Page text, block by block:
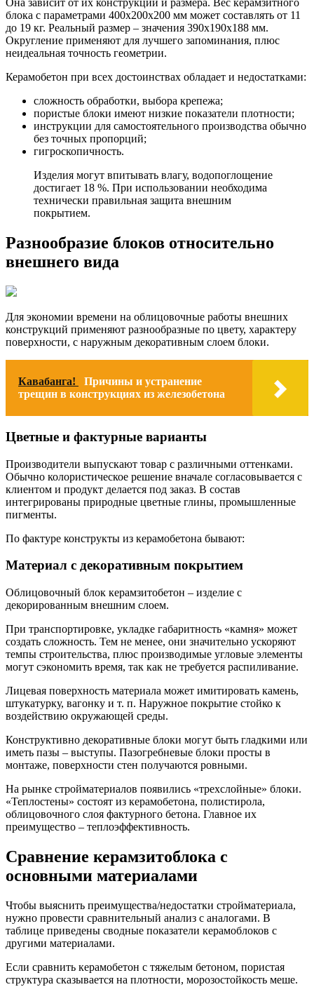
Она зависит от их конструкции и размера. Вес керамзитного
блока с параметрами 400х200х200 мм может составлять от 11
до 19 кг. Реальный размер – значения 390х190х188 мм.
Округление применяют для лучшего запоминания, плюс
неидеальная точность геометрии.
Керамобетон при всех достоинствах обладает и недостатками:
сложность обработки, выбора крепежа;
пористые блоки имеют низкие показатели плотности;
инструкции для самостоятельного производства обычно
без точных пропорций;
гигроскопичность.
Изделия могут впитывать влагу, водопоглощение
достигает 18 %. При использовании необходима
технически правильная защита внешним
покрытием.
Разнообразие блоков относительно
внешнего вида
Для экономии времени на облицовочные работы внешних
конструкций применяют разнообразные по цвету, характеру
поверхности, с наружным декоративным слоем блоки.
Кавабанга!
Причины и устранение
трещин в конструкциях из железобетона
Цветные и фактурные варианты
Производители выпускают товар с различными оттенками.
Обычно колористическое решение вначале согласовывается с
клиентом и продукт делается под заказ. В состав
интегрированы природные цветные глины, промышленные
пигменты.
По фактуре конструкты из керамобетона бывают:
Материал с декоративным покрытием
Облицовочный блок керамзитобетон – изделие с
декорированным внешним слоем.
При транспортировке, укладке габаритность «камня» может
создать сложность. Тем не менее, они значительно ускоряют
темпы строительства, плюс производимые угловые элементы
могут сэкономить время, так как не требуется распиливание.
Лицевая поверхность материала может имитировать камень,
штукатурку, вагонку и т. п. Наружное покрытие стойко к
воздействию окружающей среды.
Конструктивно декоративные блоки могут быть гладкими или
иметь пазы – выступы. Пазогребневые блоки просты в
монтаже, поверхности стен получаются ровными.
На рынке стройматериалов появились «трехслойные» блоки.
«Теплостены» состоят из керамобетона, полистирола,
облицовочного слоя фактурного бетона. Главное их
преимущество – теплоэффективность.
Сравнение керамзитоблока с
основными материалами
Чтобы выяснить преимущества/недостатки стройматериала,
нужно провести сравнительный анализ с аналогами. В
таблице приведены сводные показатели керамоблоков с
другими материалами.
Если сравнить керамобетон с тяжелым бетоном, пористая
структура сказывается на плотности, морозостойкость меше.